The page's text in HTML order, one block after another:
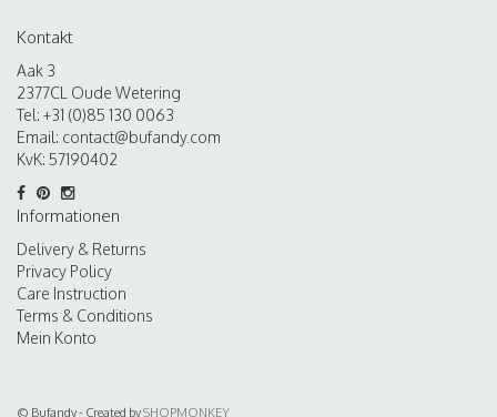
Kontakt
Aak 3
2377CL Oude Wetering
Tel: +31 (0)85 130 0063
Email: contact@bufandy.com
KvK: 57190402
Informationen
Delivery & Returns
Privacy Policy
Care Instruction
Terms & Conditions
Mein Konto
© Bufandy - Created bySHOPMONKEY